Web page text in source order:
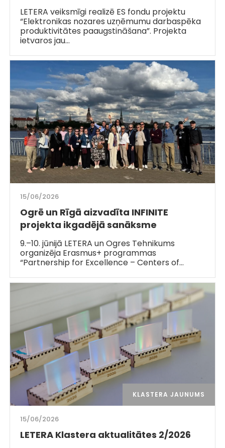
LETERA veiksmīgi realizē ES fondu projektu
“Elektronikas nozares uzņēmumu darbaspēka
produktivitātes paaugstināšana”. Projekta
ietvaros jau…
15/06/2026
Ogrē un Rīgā aizvadīta INFINITE
projekta ikgadējā sanāksme
9.–10. jūnijā LETERA un Ogres Tehnikums
organizēja Erasmus+ programmas
“Partnership for Excellence – Centers of…
KLASTERA JAUNUMS
15/06/2026
LETERA Klastera aktualitātes 2/2026